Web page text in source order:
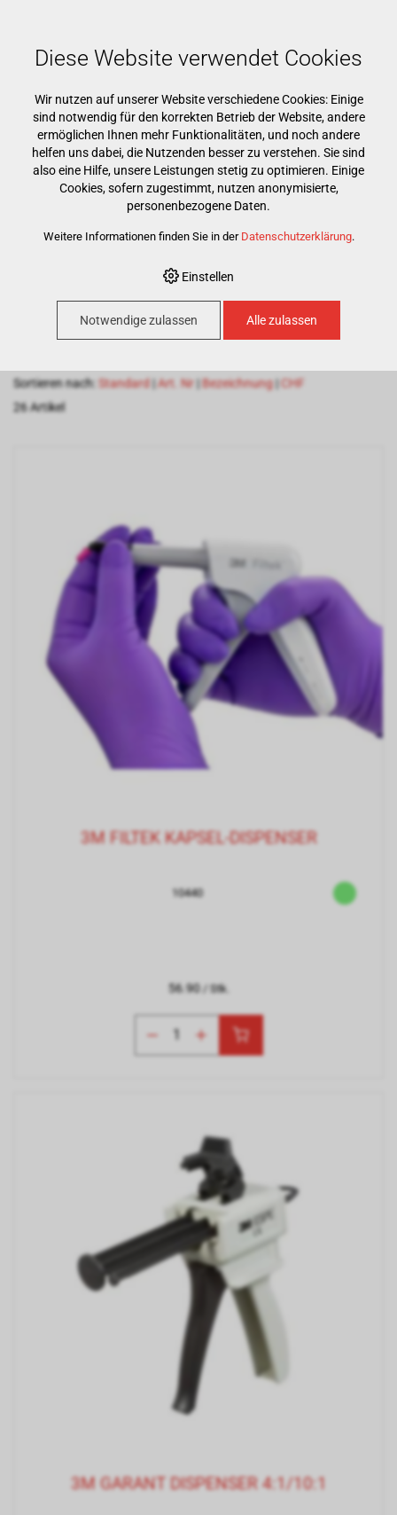
E-SHOP › PRAXIS› MISCHKANÜLEN & APPLIKATION›
Dispenser
Sortieren nach: Standard |Art. Nr Bezeichnung| CHF
26 Artikel
3M FILTEK KAPSEL-DISPENSER
10440
56.90/ Stk.
3M GARANT DISPENSER 4:1/10:1
Diese Website verwendet Cookies
Wir nutzen auf unserer Website verschiedene Cookies: Einige
sind notwendig für den korrekten Betrieb der Website, andere
ermöglichen Ihnen mehr Funktionalitäten, und noch andere
helfen uns dabei, die Nutzenden besser zu verstehen. Sie sind
also eine Hilfe, unsere Leistungen stetig zu optimieren. Einige
Cookies, sofern zugestimmt, nutzen anonymisierte,
personenbezogene Daten.
Weitere Informationen finden Sie in der Datenschutzerklärung.
Einstellen
Notwendige zulassen Alle zulassen